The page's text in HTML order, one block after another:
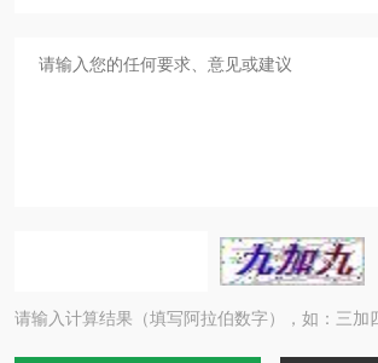
请输入计算结果（填写阿拉伯数字），如：三加